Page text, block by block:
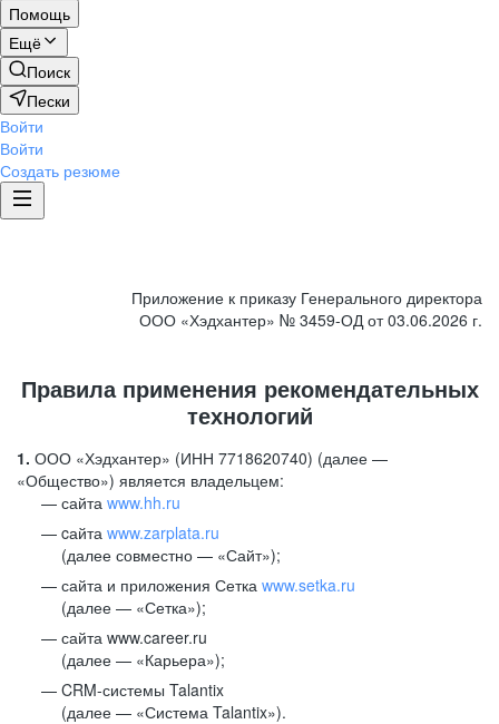
Помощь
Ещё
Поиск
Пески
Войти
Войти
Создать резюме
Приложение к приказу Генерального директора
ООО «Хэдхантер» № 3459-ОД от 03.06.2026 г.
Правила применения рекомендательных
технологий
1. ООО «Хэдхантер» (ИНН 7718620740) (далее —
«Общество») является владельцем:
сайта www.hh.ru
cайта www.zarplata.ru
(далее совместно — «Сайт»);
сайта и приложения Сетка www.setka.ru
(далее — «Сетка»);
сайта www.career.ru
(далее — «Карьера»);
CRM-системы Talantix
(далее — «Система Talantix»).